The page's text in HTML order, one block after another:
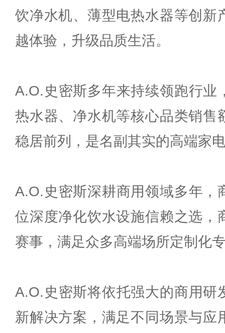
饮净水机、薄型电热水器等创新
越体验，升级品质生活。
A.O.史密斯多年来持续领跑行业
热水器、净水机等核心品类销售
稳居前列，是名副其实的高端家
A.O.史密斯深耕商用领域多年，
位深度净化饮水设施信赖之选，
赛事，满足众多高端场所定制化
A.O.史密斯将依托强大的商用研
新解决方案，满足不同场景与应